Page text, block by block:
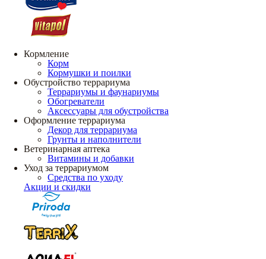
Кормление
Корм
Кормушки и поилки
Обустройство террариума
Террариумы и фаунариумы
Обогреватели
Аксессуары для обустройства
Оформление террариума
Декор для террариума
Грунты и наполнители
Ветеринарная аптека
Витамины и добавки
Уход за террариумом
Средства по уходу
Акции и скидки